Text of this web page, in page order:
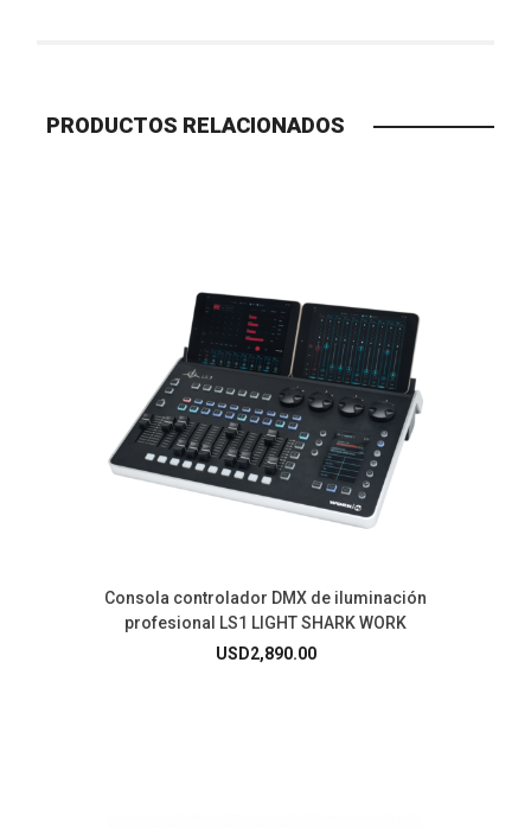
PRODUCTOS RELACIONADOS
Consola controlador DMX de iluminación
profesional LS1 LIGHT SHARK WORK
USD2,890.00